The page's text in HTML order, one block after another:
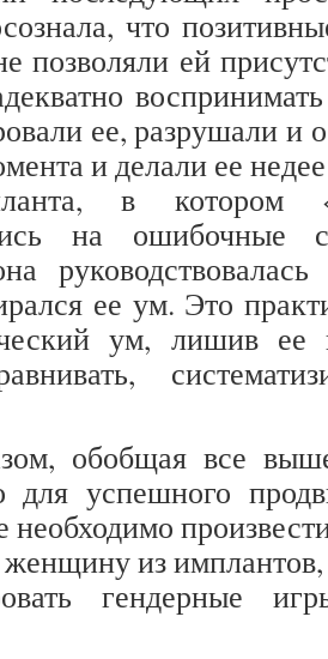
что
позволяли ей
ее, разрушали и
и делали ее
в котором
на ошибочные
ее ум. Это
ум, лишив ее
обобщая все
для успешного
необходимо
из имплантов,
гендерные